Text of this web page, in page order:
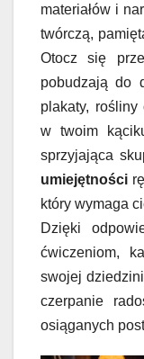
materiałów i
twórczą,
Otocz się
pobudzają do
plakaty,
w twoim
sprzyjająca
umiejętności
który wymaga
Dzięki
ćwiczeniom,
swojej
czerpanie
osiąganych